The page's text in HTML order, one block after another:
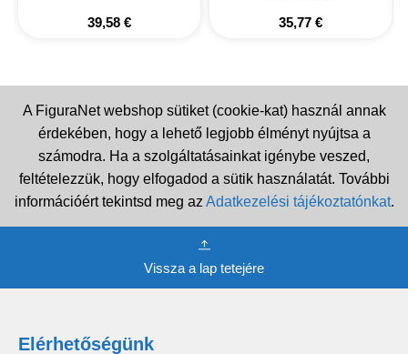
39,58 €
35,77 €
A FiguraNet webshop sütiket (cookie-kat) használ annak
érdekében, hogy a lehető legjobb élményt nyújtsa a
számodra. Ha a szolgáltatásainkat igénybe veszed,
feltételezzük, hogy elfogadod a sütik használatát. További
információért tekintsd meg az Adatkezelési tájékoztatónkat.
Vissza a lap tetejére
Elérhetőségünk